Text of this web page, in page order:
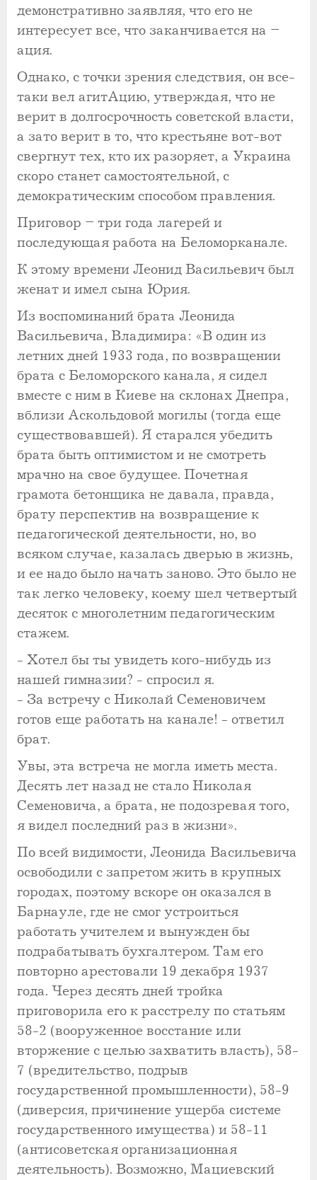
демонстративно заявляя, что его не
интересует все, что заканчивается на –
ация.
Однако, с точки зрения следствия, он все-
таки вел агитАцию, утверждая, что не
верит в долгосрочность советской власти,
а зато верит в то, что крестьяне вот-вот
свергнут тех, кто их разоряет, а Украина
скоро станет самостоятельной, с
демократическим способом правления.
Приговор – три года лагерей и
последующая работа на Беломорканале.
К этому времени Леонид Васильевич был
женат и имел сына Юрия.
Из воспоминаний брата Леонида
Васильевича, Владимира: «В один из
летних дней 1933 года, по возвращении
брата с Беломорского канала, я сидел
вместе с ним в Киеве на склонах Днепра,
вблизи Аскольдовой могилы (тогда еще
существовавшей). Я старался убедить
брата быть оптимистом и не смотреть
мрачно на свое будущее. Почетная
грамота бетонщика не давала, правда,
брату перспектив на возвращение к
педагогической деятельности, но, во
всяком случае, казалась дверью в жизнь,
и ее надо было начать заново. Это было не
так легко человеку, коему шел четвертый
десяток с многолетним педагогическим
стажем.
- Хотел бы ты увидеть кого-нибудь из
нашей гимназии? - спросил я.
- За встречу с Николай Семеновичем
готов еще работать на канале! - ответил
брат.
Увы, эта встреча не могла иметь места.
Десять лет назад не стало Николая
Семеновича, а брата, не подозревая того,
я видел последний раз в жизни».
По всей видимости, Леонида Васильевича
освободили с запретом жить в крупных
городах, поэтому вскоре он оказался в
Барнауле, где не смог устроиться
работать учителем и вынужден бы
подрабатывать бухгалтером. Там его
повторно арестовали 19 декабря 1937
года. Через десять дней тройка
приговорила его к расстрелу по статьям
58-2 (вооруженное восстание или
вторжение с целью захватить власть), 58-
7 (вредительство, подрыв
государственной промышленности), 58-9
(диверсия, причинение ущерба системе
государственного имущества) и 58-11
(антисоветская организационная
деятельность). Возможно, Мациевский